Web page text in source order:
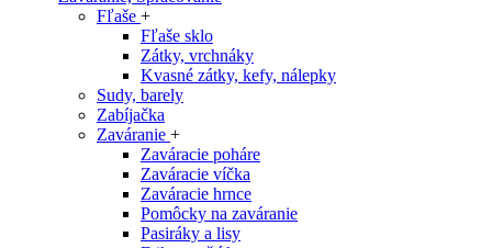
Fľaše +
Fľaše sklo
Zátky, vrchnáky
Kvasné zátky, kefy, nálepky
Sudy, barely
Zabíjačka
Zaváranie +
Zaváracie poháre
Zaváracie víčka
Zaváracie hrnce
Pomôcky na zaváranie
Pasiráky a lisy